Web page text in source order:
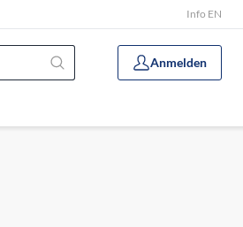
Info EN
Anmelden